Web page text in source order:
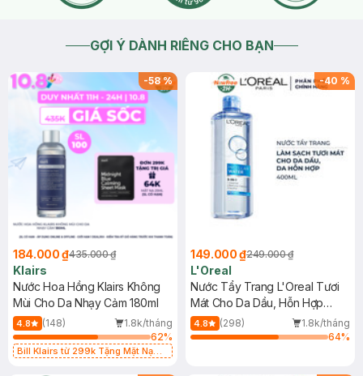
GỢI Ý DÀNH RIÊNG CHO BẠN
-58%
184.000 ₫435.000 ₫
Klairs
Nước Hoa Hồng Klairs Không
Mùi Cho Da Nhạy Cảm 180ml
4.8 (148)
1.8k/tháng
62%
Bill Klairs từ 299k Tặng Mặt Nạ
-40 %
149.000 ₫249.000 ₫
L'Oreal
Nước Tẩy Trang L'Oreal Tươi
Mát Cho Da Dầu, Hỗn Hợp
400ml
4.8 (298)
1.8k/tháng
64%